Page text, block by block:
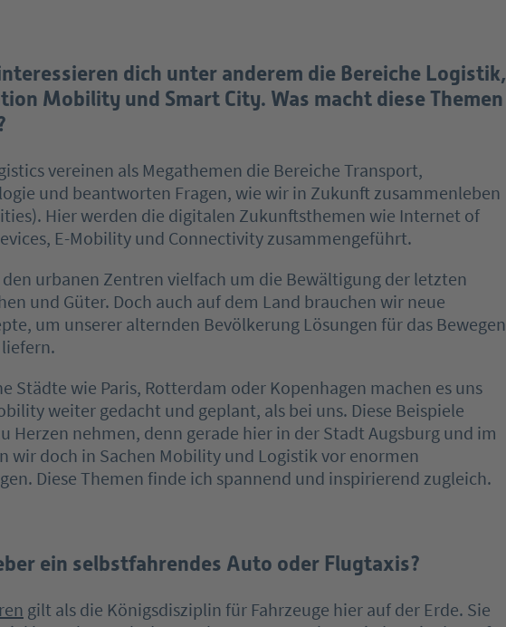
dich unter anderem die Bereiche Logistik,
Mobility und Smart City. Was macht diese Themen
vereinen als Megathemen die Bereiche Transport,
und beantworten Fragen, wie wir in Zukunft zusammenleben
Hier werden die digitalen Zukunftsthemen wie Internet of
E-Mobility und Connectivity zusammengeführt.
den urbanen Zentren vielfach um die Bewältigung der letzten
und Güter. Doch auch auf dem Land brauchen wir neue
um unserer alternden Bevölkerung Lösungen für das Bewegen
Städte wie Paris, Rotterdam oder Kopenhagen machen es uns
weiter gedacht und geplant, als bei uns. Diese Beispiele
Herzen nehmen, denn gerade hier in der Stadt Augsburg und im
wir doch in Sachen Mobility und Logistik vor enormen
Diese Themen finde ich spannend und inspirierend zugleich.
ein selbstfahrendes Auto oder Flugtaxis?
gilt als die Königsdisziplin für Fahrzeuge hier auf der Erde. Sie